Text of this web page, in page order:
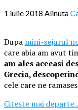
1 iulie 2018 Alinuta
Dupa mini-sejurul
care abia am avut
am ales aceeasi
Grecia,
cele care ne
Citeste mai